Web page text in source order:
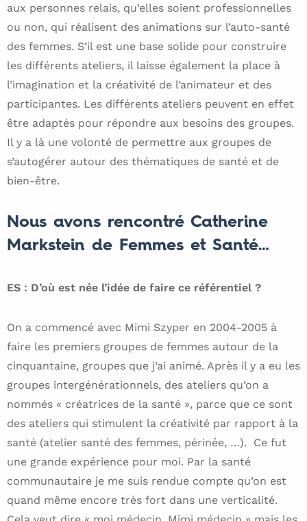
aux personnes relais, qu’elles soient professionnelles
ou non, qui réalisent des animations sur l’auto-santé
des femmes. S’il est une base solide pour construire
les différents ateliers, il laisse également la place à
l’imagination et la créativité de l’animateur et des
participantes. Les différents ateliers peuvent en effet
être adaptés pour répondre aux besoins des groupes.
Il y a là une volonté de permettre aux groupes de
s’autogérer autour des thématiques de santé et de
bien-être.
Nous avons rencontré Catherine
Markstein de Femmes et Santé…
ES : D’où est née l’idée de faire ce référentiel ?
On a commencé avec Mimi Szyper en 2004-2005 à
faire les premiers groupes de femmes autour de la
cinquantaine, groupes que j’ai animé. Après il y a eu les
groupes intergénérationnels, des ateliers qu’on a
nommés « créatrices de la santé », parce que ce sont
des ateliers qui stimulent la créativité par rapport à la
santé (atelier santé des femmes, périnée, …). Ce fut
une grande expérience pour moi. Par la santé
communautaire je me suis rendue compte qu’on est
quand même encore très fort dans une verticalité.